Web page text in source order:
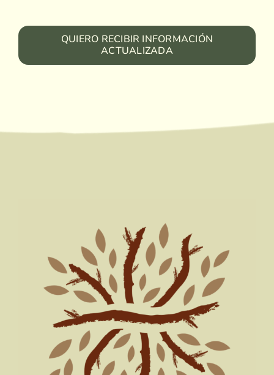
QUIERO RECIBIR INFORMACIÓN
ACTUALIZADA